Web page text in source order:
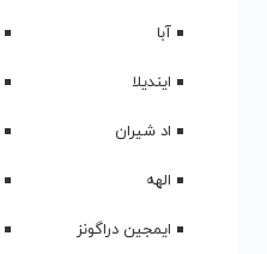
آبا
ایندیلا
اد شیران
الهه
ایمجین دراگونز